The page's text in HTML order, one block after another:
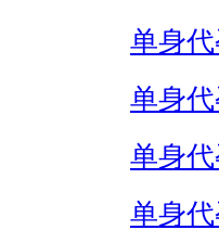
单身
单身
单身
单身